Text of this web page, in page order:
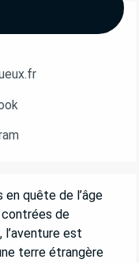
en quête de l’âge
de
l’aventure est
terre étrangère